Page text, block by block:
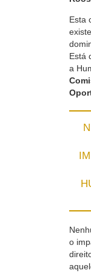
Esta
Está
a
o